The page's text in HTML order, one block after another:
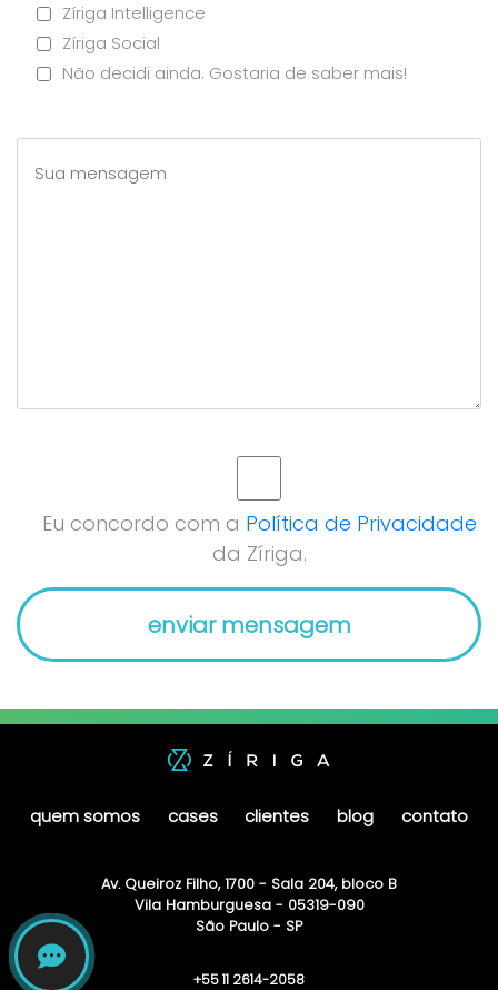
Zíriga Intelligence
Zíriga Social
Não decidi ainda. Gostaria de saber mais!
Eu concordo com a Política de Privacidade
da Zíriga.
quem somos cases clientes blog contato
Av. Queiroz Filho, 1700 - Sala 204, bloco B
Vila Hamburguesa - 05319-090
São Paulo - SP
+55 11 2614-2058